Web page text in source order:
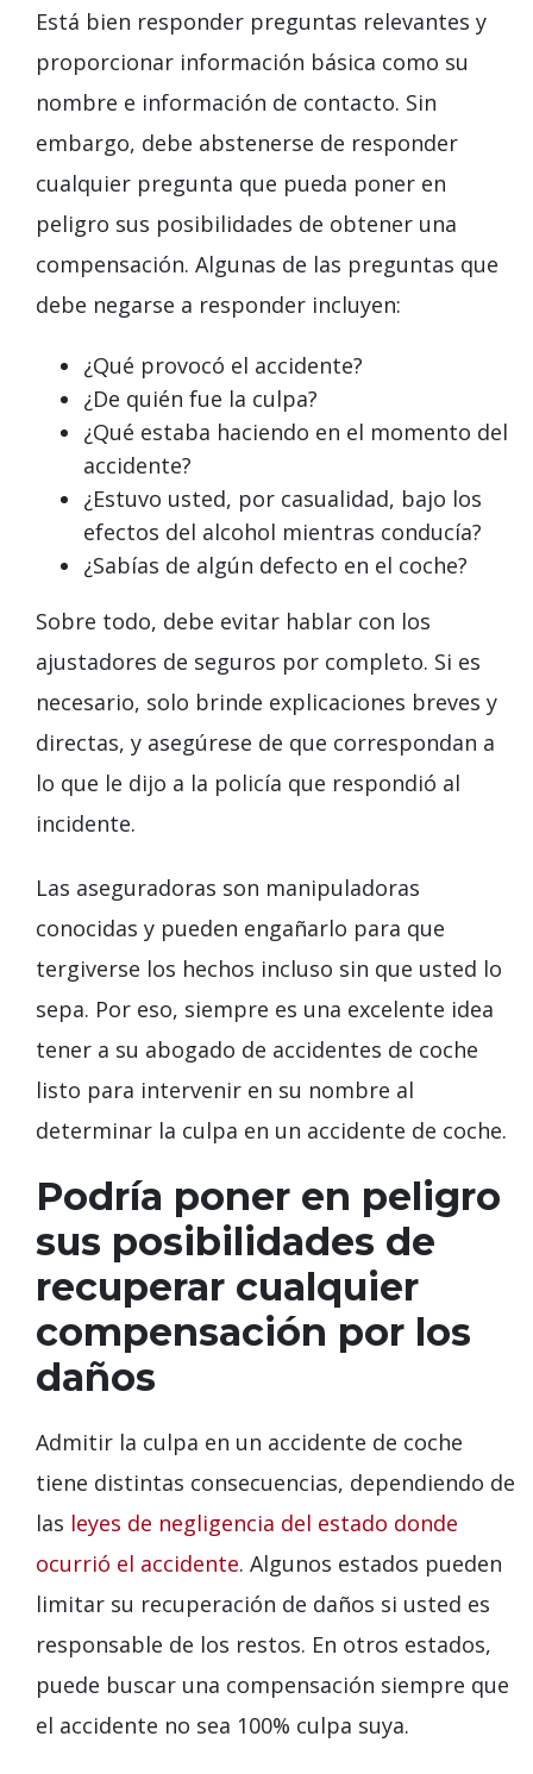
Está bien responder preguntas relevantes y
proporcionar información básica como su
nombre e información de contacto. Sin
embargo, debe abstenerse de responder
cualquier pregunta que pueda poner en
peligro sus posibilidades de obtener una
compensación. Algunas de las preguntas que
debe negarse a responder incluyen:
¿Qué provocó el accidente?
¿De quién fue la culpa?
¿Qué estaba haciendo en el momento del
accidente?
¿Estuvo usted, por casualidad, bajo los
efectos del alcohol mientras conducía?
¿Sabías de algún defecto en el coche?
Sobre todo, debe evitar hablar con los
ajustadores de seguros por completo. Si es
necesario, solo brinde explicaciones breves y
directas, y asegúrese de que correspondan a
lo que le dijo a la policía que respondió al
incidente.
Las aseguradoras son manipuladoras
conocidas y pueden engañarlo para que
tergiverse los hechos incluso sin que usted lo
sepa. Por eso, siempre es una excelente idea
tener a su abogado de accidentes de coche
listo para intervenir en su nombre al
determinar la culpa en un accidente de coche.
Podría poner en peligro
sus posibilidades de
recuperar cualquier
compensación por los
daños
Admitir la culpa en un accidente de coche
tiene distintas consecuencias, dependiendo de
las leyes de negligencia del estado donde
ocurrió el accidente. Algunos estados pueden
limitar su recuperación de daños si usted es
responsable de los restos. En otros estados,
puede buscar una compensación siempre que
el accidente no sea 100% culpa suya.